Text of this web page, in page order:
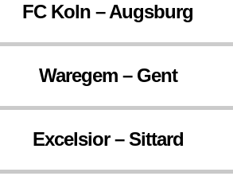
FC Koln – Augsburg
Waregem – Gent
Excelsior – Sittard